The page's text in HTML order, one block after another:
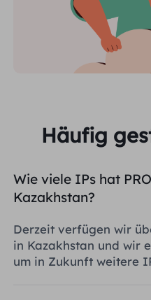
Häufig
Wie viele IPs hat
Kazakhstan?
Derzeit verfügen wir
in Kazakhstan und wir
um in Zukunft weitere